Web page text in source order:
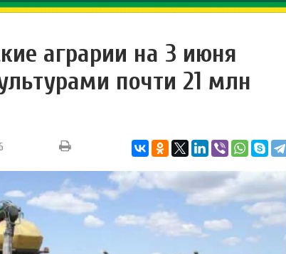
аграрии на 3 июня
почти 21 млн